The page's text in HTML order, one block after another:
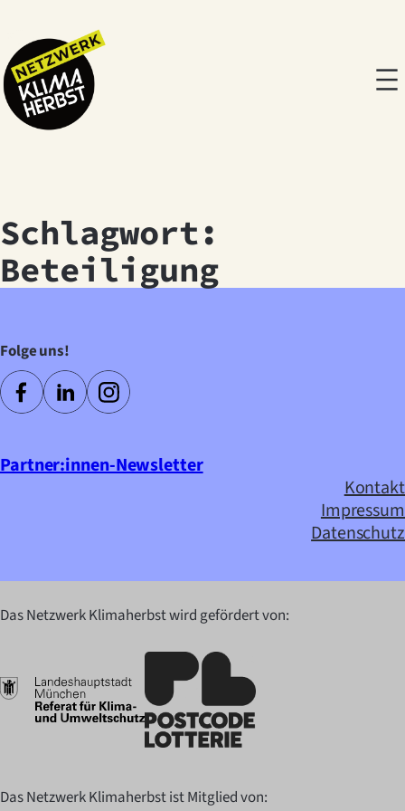
springen
Schlagwort:
Beteiligung
Folge uns!
Partner:innen-Newsletter
Kontakt
Impressum
Datenschutz
Das Netzwerk Klimaherbst wird gefördert von:
Das Netzwerk Klimaherbst ist Mitglied von: